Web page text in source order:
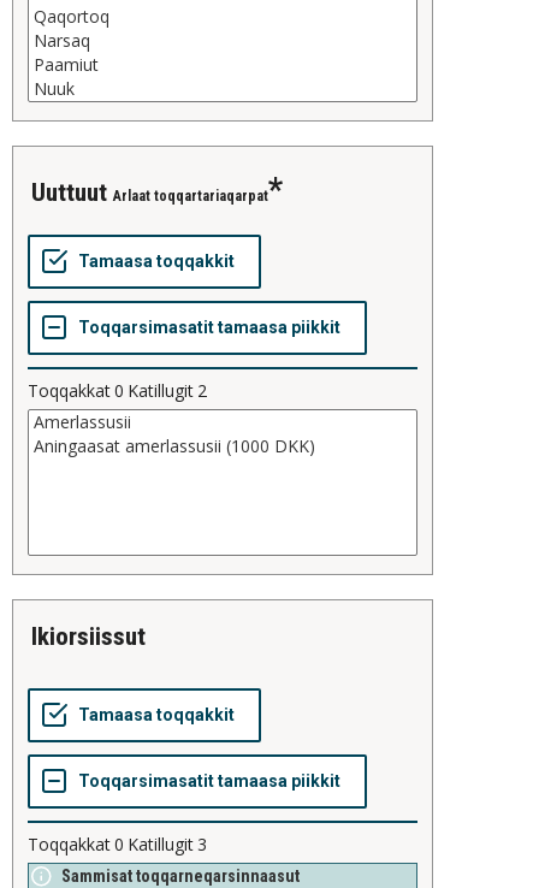
uuttuut Arlaat toqqartariaqarpat
Toqqakkat0 Katillugit 2
ikiorsiissut
Toqqakkat0 Katillugit3
Sammisat toqqarneqarsinnaasut